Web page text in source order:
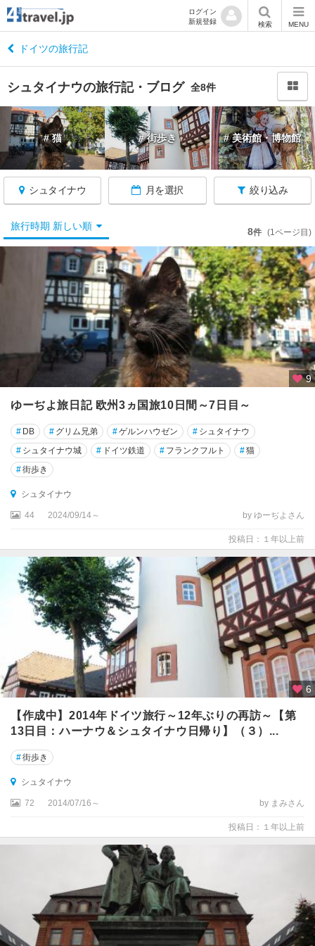
ログイン
新規登録
検索 MENU
ドイツの旅行記
シュタイナウの旅行記・ブログ 全8件
# 猫 # 街歩き # 美術館・博物館
シュタイナウ 月を選択 絞り込み
ド
イ
ツ
へ
戻
る
ツ
ッ
ト
ガ
ル
★
★
ド
レ
ン
★
ニ
ル
ベ
デ
旅行時期 新しい順 8件 (1ページ目)
9
ゆーぢよ旅日記 欧州3ヵ国旅10日間～7日目～
# DB # グリム兄弟 #ゲルンハウゼン # シュタイナウ
# シュタイナウ城 # ドイツ鉄道 # フランクフルト #猫
#街歩き
シュタイナウ
44 2024/09/14～ by ゆーぢよさん
投稿日：１年以上前
6
【作成中】2014年ドイツ旅行～12年ぶりの再訪～【第
13日目：ハーナウ＆シュタイナウ日帰り】（３）...
#街歩き
シュタイナウ
72 2014/07/16～ by まみさん
投稿日：１年以上前